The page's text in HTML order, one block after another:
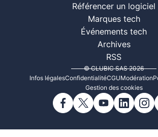
Référencer un logiciel
Marques tech
Événements tech
Archives
RSS
© CLUBIC SAS 2026
Infos légalesConfidentialitéCGUModération
Gestion des cookies